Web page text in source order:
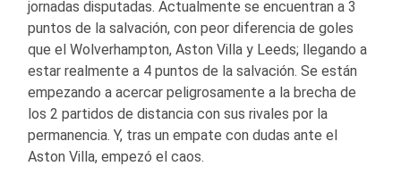
jornadas disputadas. Actualmente se encuentran a 3
puntos de la salvación, con peor diferencia de goles
que el Wolverhampton, Aston Villa y Leeds; llegando a
estar realmente a 4 puntos de la salvación. Se están
empezando a acercar peligrosamente a la brecha de
los 2 partidos de distancia con sus rivales por la
permanencia. Y, tras un empate con dudas ante el
Aston Villa, empezó el caos.